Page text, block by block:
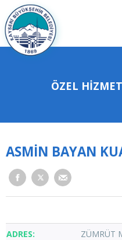
ÖZEL
ASMİN BAYAN
ZÜMRÜT